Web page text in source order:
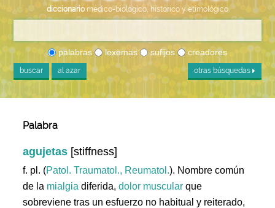
diccionario médico-biológico, histórico y etimológico
palabras lexemas sufijos creadores
buscar al azar otras búsquedas
Palabra
agujetas [stiffness]
f. pl. (Patol. Traumatol., Reumatol.). Nombre común
de la mialgia diferida,dolor muscular que
sobreviene tras un esfuerzo no habitual y reiterado,